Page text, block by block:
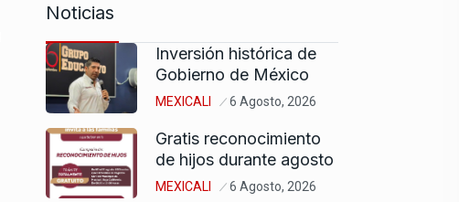
Noticias
Inversión histórica de
Gobierno de México
MEXICALI 6 Agosto, 2026
Gratis reconocimiento
de hijos durante agosto
MEXICALI 6 Agosto, 2026